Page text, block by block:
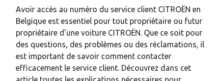
Avoir accès au numéro du service client CITROËN en
Belgique est essentiel pour tout propriétaire ou futur
propriétaire d’une voiture CITROËN. Que ce soit pour
des questions, des problèmes ou des réclamations, il
est important de savoir comment contacter
efficacement le service client. Découvrez dans cet